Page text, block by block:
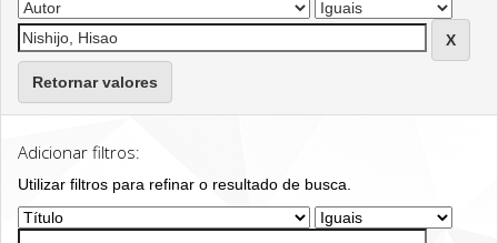
Retornar valores
Adicionar filtros:
Utilizar filtros para refinar o resultado de busca.